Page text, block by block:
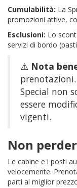
Cumulabilità: La
promozioni attive,
Esclusioni: Lo
servizi di bordo
⚠️ Nota
Special non
essere
vigenti.
Non
Le cabine e i posti
velocemente.
parti al miglior